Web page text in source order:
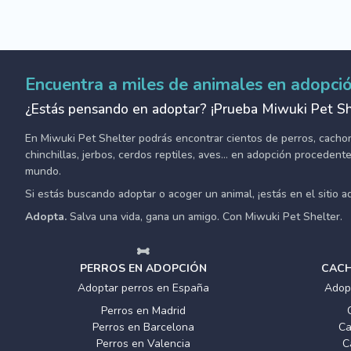
Encuentra a miles de animales en
¿Estás pensando en adoptar? ¡Prueba Miwuki Pet
En Miwuki Pet Shelter podrás encontrar cientos de perros,
chinchillas, jerbos, cerdos reptiles, aves... en adopción
mundo.
Si estás buscando adoptar o acoger un animal, ¡estás en el sitio
Adopta. Salva una vida, gana un amigo. Con Miwuki Pet Shelter.
PERROS EN ADOPCIÓN
Adoptar perros en España
Perros en Madrid
Perros en Barcelona
Perros en Valencia